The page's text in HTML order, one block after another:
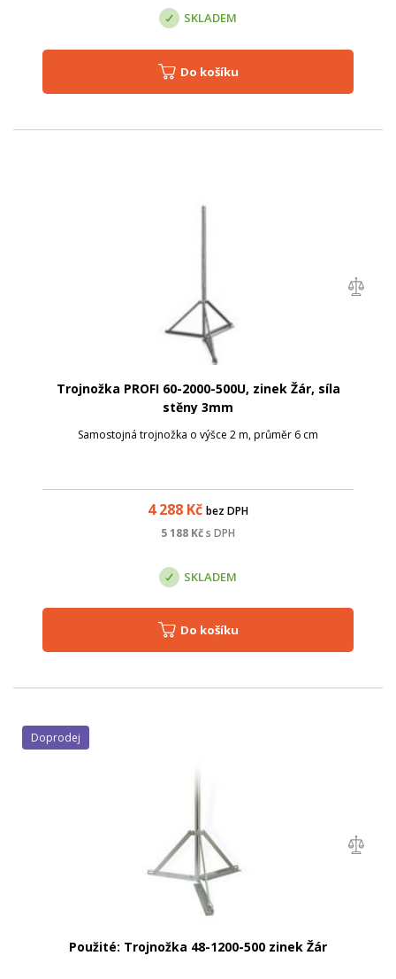
SKLADEM
Do košíku
Trojnožka PROFI 60-2000-500U, zinek Žár, síla
stěny 3mm
Samostojná trojnožka o výšce 2 m, průměr 6 cm
4 288 Kč bez DPH
5 188 Kčs DPH
SKLADEM
Do košíku
Použité: Trojnožka 48-1200-500 zinek Žár
Doprodej